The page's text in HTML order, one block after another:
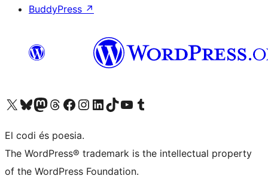
BuddyPress ↗
Visiteu el nostre compte X (abans Twitter)
Visiteu el nostre compte de Bluesky
Visiteu el nostre compte al Mastodon
Visiteu el nostre compte de Threads
Visiteu la nostra pàgina al Facebook
Visiteu el nostre compte d'Instagram
Visiteu el nostre compte de LinkedIn
Visiteu el nostre compte de TikTok
Visiteu el nostre canal al YouTube
Visiteu el nostre compte de Tumblr
El codi és poesia.
The WordPress® trademark is the intellectual property
of the WordPress Foundation.